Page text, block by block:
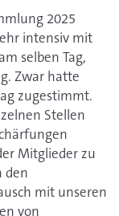
2025
intensiv mit
selben Tag,
Zwar hatte
zugestimmt.
Stellen
Mitglieder zu
den
mit unseren
von